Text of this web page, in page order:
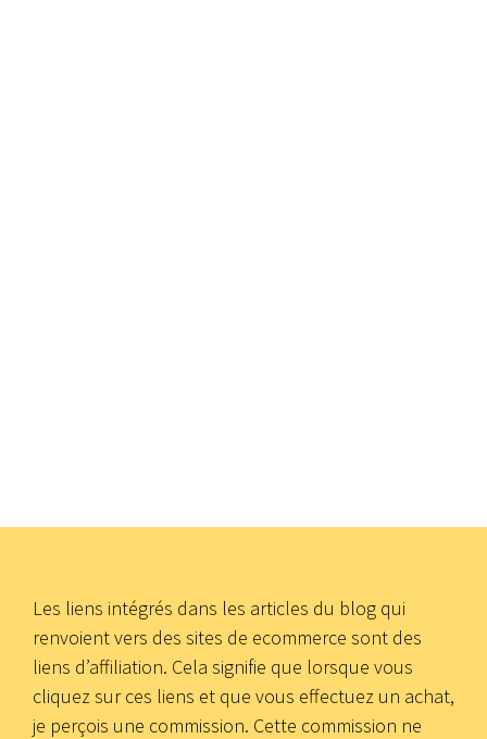
Les liens intégrés dans les articles du blog qui
renvoient vers des sites de ecommerce sont des
liens d’affiliation. Cela signifie que lorsque vous
cliquez sur ces liens et que vous effectuez un achat,
je perçois une commission. Cette commission ne